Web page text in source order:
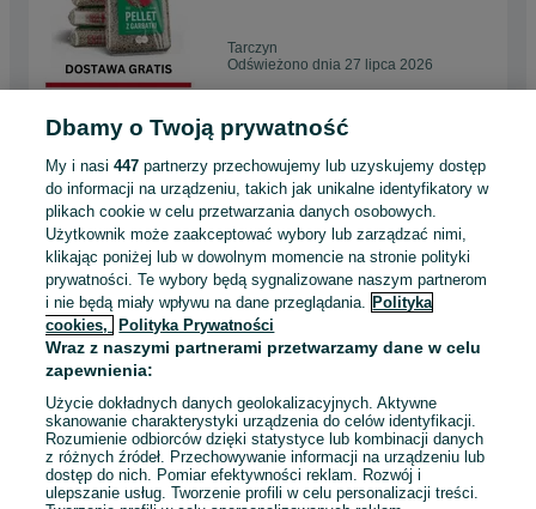
Tarczyn
Odświeżono dnia 27 lipca 2026
Pellet drzewny TARSKOL
6mm wysoka jakość
2 230 zł
Kołbiel
Odświeżono dnia 27 lipca 2026
Polski pellet drzewny
Garbatka EN Plus A1
Radziejowice
Odświeżono dnia 27 lipca 2026
Dbamy o Twoją prywatność
My i nasi447 partnerzy przechowujemy lub uzyskujemy dostęp
do informacji na urządzeniu, takich jak unikalne identyfikatory w
plikach cookie w celu przetwarzania danych osobowych.
Użytkownik może zaakceptować wybory lub zarządzać nimi,
klikając poniżej lub w dowolnym momencie na stronie polityki
prywatności. Te wybory będą sygnalizowane naszym partnerom
i nie będą miały wpływu na dane przeglądania. Polityka
cookies,
Polityka Prywatności
Wraz z naszymi partnerami przetwarzamy dane w celu
zapewnienia:
Użycie dokładnych danych geolokalizacyjnych. Aktywne
skanowanie charakterystyki urządzenia do celów identyfikacji.
Rozumienie odbiorców dzięki statystyce lub kombinacji danych
z różnych źródeł. Przechowywanie informacji na urządzeniu lub
dostęp do nich. Pomiar efektywności reklam. Rozwój i
ulepszanie usług. Tworzenie profili w celu personalizacji treści.